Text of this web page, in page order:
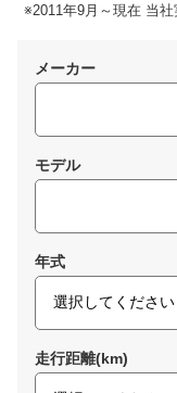
※2011年9月～現在 当
メーカー
モデル
年式
走行距離(km)